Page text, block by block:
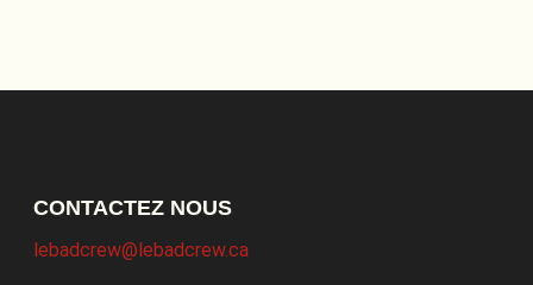
CONTACTEZ NOUS
lebadcrew@lebadcrew.ca